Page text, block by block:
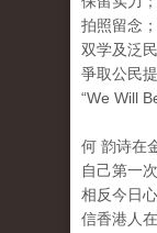
拍照留念
双学及泛
爭取公民
“We Will
何 韵诗在
自己第一
相反今日
信香港人